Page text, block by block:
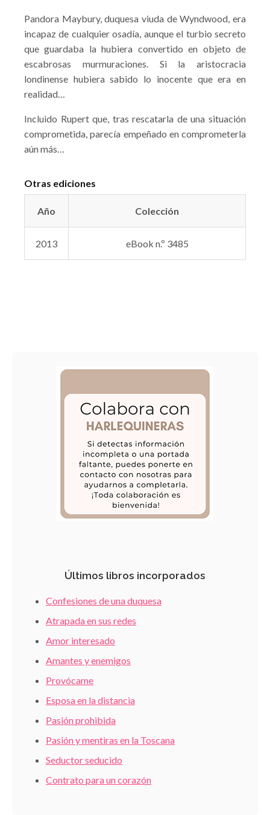
Pandora Maybury, duquesa viuda de Wyndwood, era
incapaz de cualquier osadía, aunque el turbio secreto
que guardaba la hubiera convertido en objeto de
escabrosas murmuraciones. Si la aristocracia
londinense hubiera sabido lo inocente que era en
realidad…
Incluido Rupert que, tras rescatarla de una situación
comprometida, parecía empeñado en comprometerla
aún más…
Otras ediciones
Año Colección
2013 eBook n.º 3485
Últimos libros incorporados
Confesiones de una duquesa
Atrapada en sus redes
Amor interesado
Amantes y enemigos
Provócame
Esposa en la distancia
Pasión prohibida
Pasión y mentiras en la Toscana
Seductor seducido
Contrato para un corazón